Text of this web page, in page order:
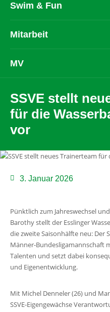
Swim & Fun
Mitarbeit
MV
SSVE stellt
für die
vor
3. Januar 2026
Pünktlich zum Jahreswechsel
Barothy stellt der Esslinger
die zweite Saisonhälfte neu: Der
Männer-Bundesligamannschaft
Talenten und setzt dabei
und Eigenentwicklung.
Mit Michel Denneler (26) und
SSVE-Eigengewächse